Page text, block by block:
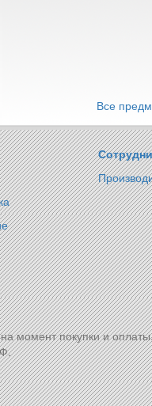
Все
на момент покупки и